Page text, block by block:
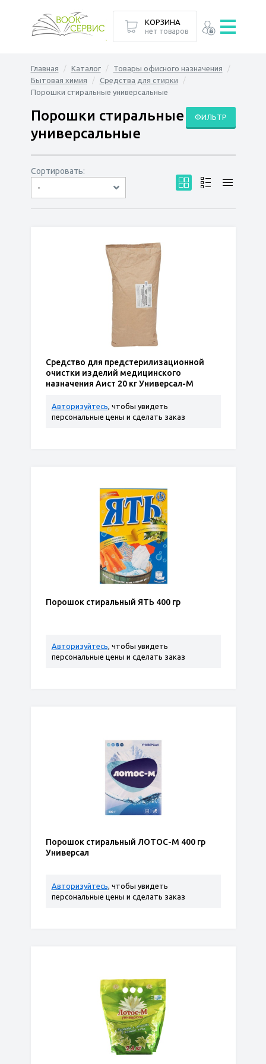
Главная Каталог
Товары офисного назначения
Бытовая химия
Средства для стирки
Порошки стиральные универсальные
ФИЛЬТР
Порошки стиральные
универсальные
Сортировать:
-
по дате
по популярности
сначала дешёвые
сначала дорогие
Средство для предстерилизационной
очистки изделий медицинского
назначения Аист 20 кг Универсал-М
Авторизуйтесь, чтобы увидеть
персональные цены и сделать заказ
Порошок стиральный ЯТЬ 400 гр
Авторизуйтесь, чтобы увидеть
персональные цены и сделать заказ
Порошок стиральный ЛОТОС-М 400 гр
Универсал
Авторизуйтесь, чтобы увидеть
персональные цены и сделать заказ
КОРЗИНА
нет товаров